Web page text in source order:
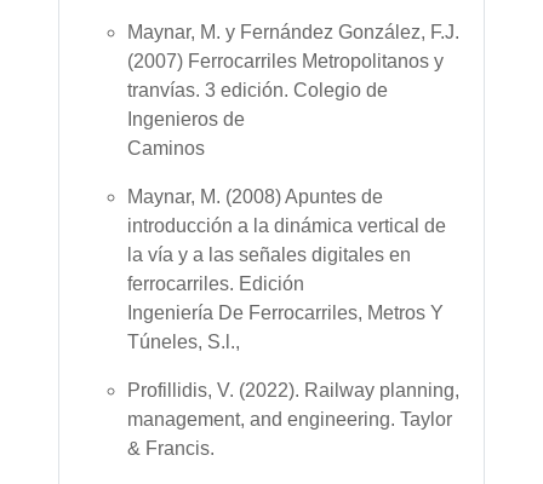
Maynar, M. y Fernández González, F.J.
(2007) Ferrocarriles Metropolitanos y
tranvías. 3 edición. Colegio de
Ingenieros de
Caminos
Maynar, M. (2008) Apuntes de
introducción a la dinámica vertical de
la vía y a las señales digitales en
ferrocarriles. Edición
Ingeniería De Ferrocarriles, Metros Y
Túneles, S.l.,
Profillidis, V. (2022). Railway planning,
management, and engineering. Taylor
& Francis.